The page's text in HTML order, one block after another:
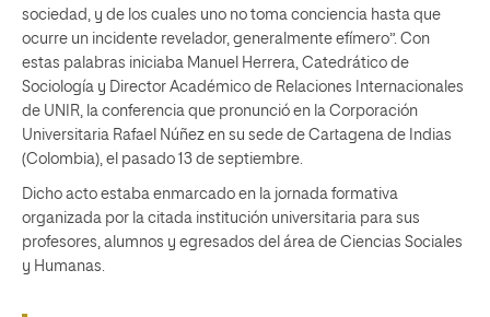
sociedad, y de los cuales uno no toma conciencia hasta que
ocurre un incidente revelador, generalmente efímero”. Con
estas palabras iniciaba Manuel Herrera, Catedrático de
Sociología y Director Académico de Relaciones Internacionales
de UNIR, la conferencia que pronunció en la Corporación
Universitaria Rafael Núñez en su sede de Cartagena de Indias
(Colombia), el pasado 13 de septiembre.
Dicho acto estaba enmarcado en la jornada formativa
organizada por la citada institución universitaria para sus
profesores, alumnos y egresados del área de Ciencias Sociales
y Humanas.